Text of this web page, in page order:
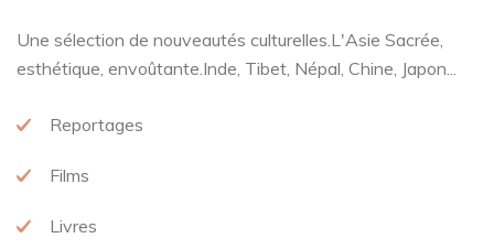
Une sélection de nouveautés culturelles. L'Asie Sacrée,
esthétique, envoûtante. Inde, Tibet, Népal, Chine, Japon...
Reportages
Films
Livres